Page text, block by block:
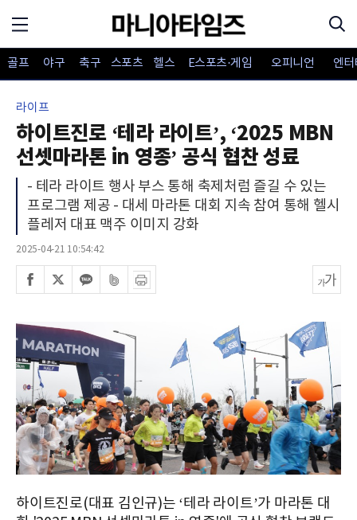
골프 야구 축구 스포츠 헬스 E스포츠·게임 오피니언 엔
라이프
하이트진로 ‘테라 라이트’, ‘2025 MBN
선셋마라톤 in 영종’ 공식 협찬 성료
- 테라 라이트 행사 부스 통해 축제처럼 즐길 수 있는
프로그램 제공 - 대세 마라톤 대회 지속 참여 통해 헬시
플레저 대표 맥주 이미지 강화
2025-04-21 10:54:42
하이트진로(대표 김인규)는 ‘테라 라이트’가 마라톤 대